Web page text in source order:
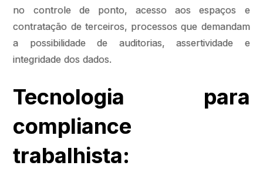
no controle de ponto, acesso aos espaços e
contratação de terceiros, processos que demandam
a possibilidade de auditorias, assertividade e
integridade dos dados.
Tecnologia para
compliance
trabalhista: